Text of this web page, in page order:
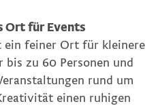
Ort für Events
ein feiner Ort für kleinere
zu 60 Personen und
rund um
einen ruhigen